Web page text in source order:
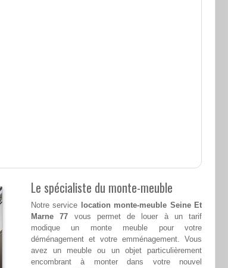
Le spécialiste du monte-meuble
Notre service
location monte-meuble Seine Et
Marne 77 vous permet de louer à un tarif
modique un monte meuble pour votre
déménagement et votre emménagement. Vous
avez un meuble ou un objet particulièrement
encombrant à monter dans votre nouvel